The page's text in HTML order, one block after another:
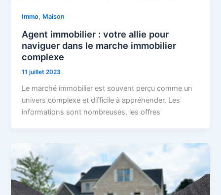
Immo, Maison
Agent immobilier : votre allie pour
naviguer dans le marche immobilier
complexe
11 juillet 2023
Le marché immobilier est souvent perçu comme un
univers complexe et difficile à appréhender. Les
informations sont nombreuses, les offres